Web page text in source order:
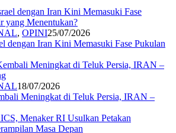
, OPINI25/07/2026
dengan Iran Kini Memasuki Fase Pukulan
18/07/2026
Meningkat di Teluk Persia, IRAN –